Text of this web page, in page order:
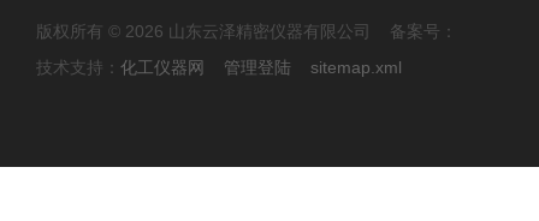
版权所有 © 2026 山东云泽精密仪器有限公司 备案号：
技术支持： 化工仪器网 管理登陆 sitemap.xml